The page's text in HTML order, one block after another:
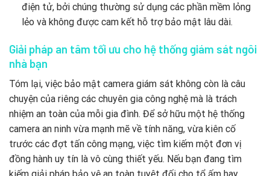
điện tử, bởi chúng thường sử dụng các phần mềm lỏng
lẻo và không được cam kết hỗ trợ bảo mật lâu dài.
Giải pháp an tâm tối ưu cho hệ thống giám sát ngôi
nhà bạn
Tóm lại, việc bảo mật camera giám sát không còn là câu
chuyện của riêng các chuyên gia công nghệ mà là trách
nhiệm an toàn của mỗi gia đình. Để sở hữu một hệ thống
camera an ninh vừa mạnh mẽ về tính năng, vừa kiên cố
trước các đợt tấn công mạng, việc tìm kiếm một đơn vị
đồng hành uy tín là vô cùng thiết yếu. Nếu bạn đang tìm